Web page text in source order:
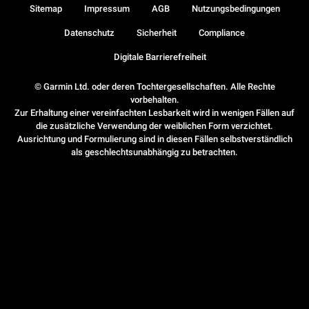
© Garmin Ltd. oder deren Tochtergesellschaften. Alle Rechte
vorbehalten.
Zur Erhaltung einer vereinfachten Lesbarkeit wird in wenigen Fällen auf
die zusätzliche Verwendung der weiblichen Form verzichtet.
Ausrichtung und Formulierung sind in diesen Fällen selbstverständlich
als geschlechtsunabhängig zu betrachten.
Sitemap Impressum AGB Nutzungsbedingungen
Datenschutz Sicherheit Compliance
Digitale Barrierefreiheit